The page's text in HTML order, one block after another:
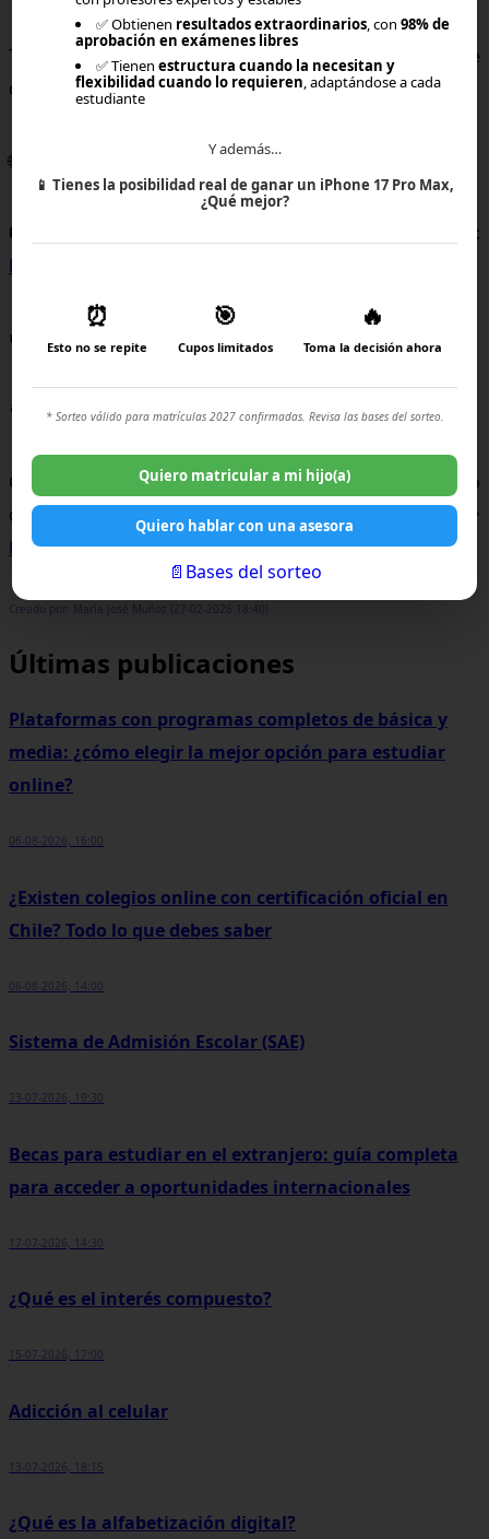
Te invitamos a conocer Brincus, el mejor colegio online
de Chile, en nuestra web o redes sociales oficiales:
🌐 Web: https://home2.brincus.com/
📷 Instagram:
https://www.instagram.com/brincus.homeschool/
⏯ YouTube: https://www.youtube.com/@brincus
🎯 TikTok:https://www.tiktok.com/@brincus.latam
O si tienes dudas, escríbenos a nuestro WhatsApp
directo de Atención a Familias haciendo clic aquí 👉
https://wa.me/56933176691
Creado por: María José Muñoz (27-02-2026 18:40)
Últimas publicaciones
Plataformas con programas completos de básica y
media: ¿cómo elegir la mejor opción para estudiar
online?
06-08-2026, 16:00
¿Existen colegios online con certificación oficial en
Chile? Todo lo que debes saber
06-08-2026, 14:00
Sistema de Admisión Escolar (SAE)
23-07-2026, 19:30
Becas para estudiar en el extranjero: guía completa
para acceder a oportunidades internacionales
17-07-2026, 14:30
¿Qué es el interés compuesto?
15-07-2026, 17:00
Adicción al celular
13-07-2026, 18:15
¿Qué es la alfabetización digital?
✅ Obtienen resultados extraordinarios, con98% de
aprobación en exámenes libres
✅ Tienenestructura cuando la necesitan y
flexibilidad cuando lo requieren, adaptándose a cada
estudiante
Y además…
📱 Tienes la posibilidad real de ganar un iPhone 17 Pro Max,
¿Qué mejor?
⏰
Esto no se repite
🎯
Cupos limitados
🔥
Toma la decisión ahora
* Sorteo válido para matrículas 2027 confirmadas. Revisa las bases del sorteo.
Quiero matricular a mi hijo(a)
Quiero hablar con una asesora
📄Bases del sorteo